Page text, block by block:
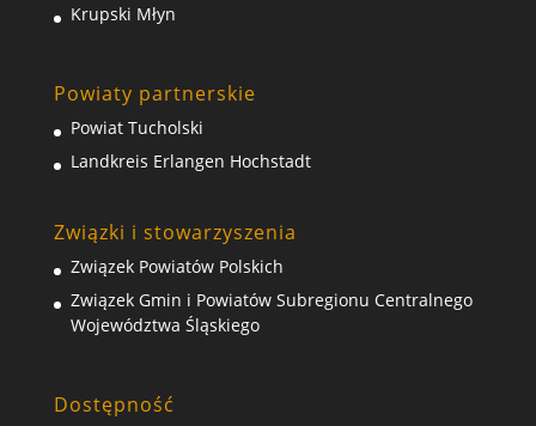
Krupski Młyn
Powiaty partnerskie
Powiat Tucholski
Landkreis Erlangen Hochstadt
Związki i stowarzyszenia
Związek Powiatów Polskich
Związek Gmin i Powiatów Subregionu Centralnego
Województwa Śląskiego
Dostępność